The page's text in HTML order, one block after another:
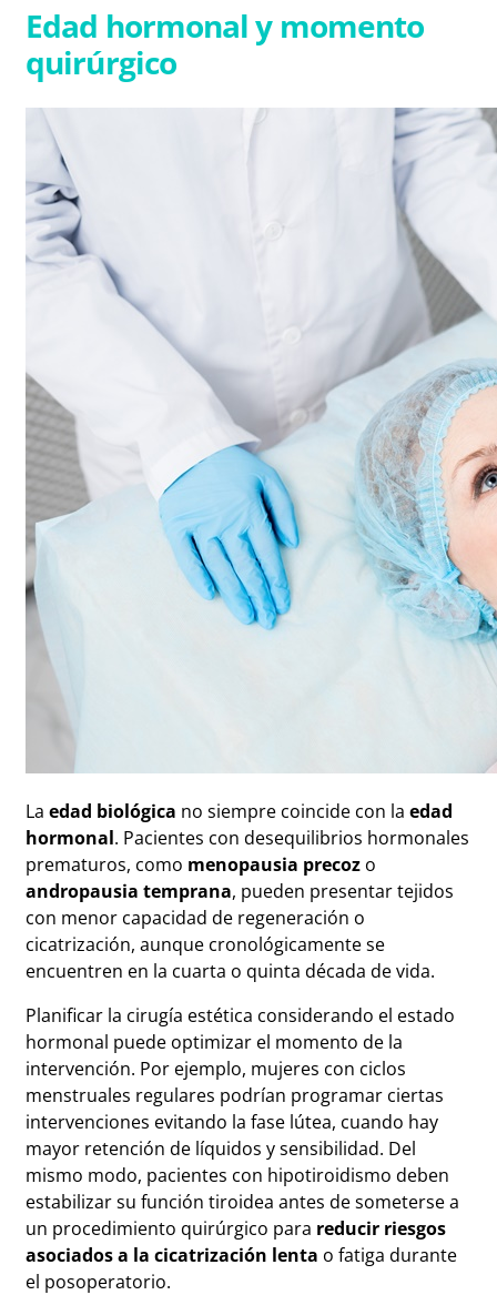
Edad hormonal y momento
quirúrgico
La edad biológica no siempre coincide con la edad
hormonal. Pacientes con desequilibrios hormonales
prematuros, como menopausia precoz o
andropausia temprana, pueden presentar tejidos
con menor capacidad de regeneración o
cicatrización, aunque cronológicamente se
encuentren en la cuarta o quinta década de vida.
Planificar la cirugía estética considerando el estado
hormonal puede optimizar el momento de la
intervención. Por ejemplo, mujeres con ciclos
menstruales regulares podrían programar ciertas
intervenciones evitando la fase lútea, cuando hay
mayor retención de líquidos y sensibilidad. Del
mismo modo, pacientes con hipotiroidismo deben
estabilizar su función tiroidea antes de someterse a
un procedimiento quirúrgico para reducir riesgos
asociados a la cicatrización lenta o fatiga durante
el posoperatorio.